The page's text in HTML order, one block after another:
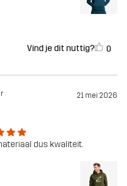
Vind je dit nuttig? 0
21 mei 2026
dus kwaliteit.